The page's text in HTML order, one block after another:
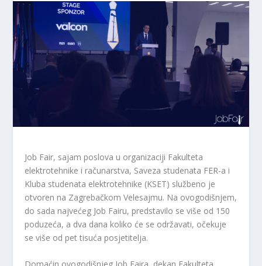
Job Fair, sajam poslova u organizaciji Fakulteta
elektrotehnike i računarstva, Saveza studenata FER-a i
Kluba studenata elektrotehnike (KSET) službeno je
otvoren na Zagrebačkom Velesajmu. Na ovogodišnjem,
do sada najvećeg Job Fairu, predstavilo se više od 150
poduzeća, a dva dana koliko će se održavati, očekuje
se više od pet tisuća posjetitelja.